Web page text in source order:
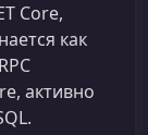
Core,
как
активно